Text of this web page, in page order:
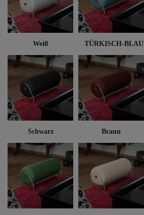
Weiß TÜRKISCH-BLAU
Schwarz Braun